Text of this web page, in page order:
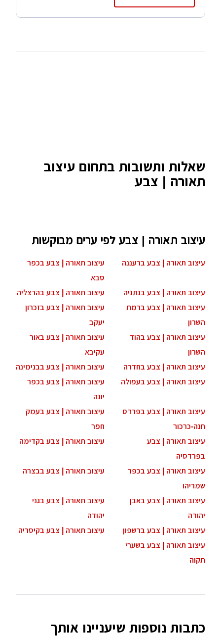
שאלות ותשובות בתחום עיצוב
תאורה | צבע
עיצוב תאורה | צבע לפי ערים מבוקשות
עיצוב תאורה | צבע ברעננה
עיצוב תאורה | צבע בכפר
סבא
עיצוב תאורה | צבע בנתניה
עיצוב תאורה | צבע בהרצליה
עיצוב תאורה | צבע ברמת
השרון
עיצוב תאורה | צבע בזכרון
יעקב
עיצוב תאורה | צבע בהוד
השרון
עיצוב תאורה | צבע באור
עקיבא
עיצוב תאורה | צבע בחדרה
עיצוב תאורה | צבע בבנימינה
עיצוב תאורה | צבע בעפולה
עיצוב תאורה | צבע בכפר
יונה
עיצוב תאורה | צבע בפרדס
חנה-כרכור
עיצוב תאורה | צבע בעמק
חפר
עיצוב תאורה | צבע
בפרדסיה
עיצוב תאורה | צבע בקדימה
עיצוב תאורה | צבע בכפר
שמריהו
עיצוב תאורה | צבע בבצרה
עיצוב תאורה | צבע באבן
יהודה
עיצוב תאורה | צבע בגני
יהודה
עיצוב תאורה | צבע ברשפון
עיצוב תאורה | צבע בקיסריה
עיצוב תאורה | צבע בשערי
תקוה
כתבות נוספות שיעניינו אותך